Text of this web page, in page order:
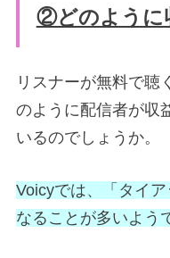
②どのように
リスナーが無料で聴
のように配信者が収
いるのでしょうか。
Voicyでは、「タイ
なることが多いよう